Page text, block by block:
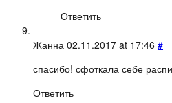
Ответить
Жанна 02.11.2017 at 17:46 #
спасибо! сфоткала себе
Ответить